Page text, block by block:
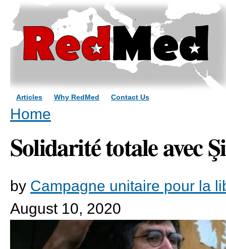
Articles Why RedMed Contact Us
You are here
Home
Solidarité totale avec
by Campagne unitaire pour la
August 10, 2020